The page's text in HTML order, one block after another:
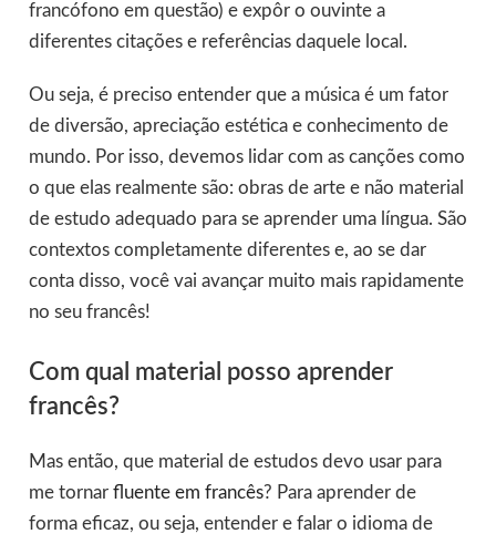
francófono em questão) e expôr o ouvinte a
diferentes citações e referências daquele local.
Ou seja, é preciso entender que a música é um fator
de diversão, apreciação estética e conhecimento de
mundo. Por isso, devemos lidar com as canções como
o que elas realmente são: obras de arte e não material
de estudo adequado para se aprender uma língua. São
contextos completamente diferentes e, ao se dar
conta disso, você vai avançar muito mais rapidamente
no seu francês!
Com qual material posso aprender
francês?
Mas então, que material de estudos devo usar para
me tornar fluente em francês? Para aprender de
forma eficaz, ou seja, entender e falar o idioma de